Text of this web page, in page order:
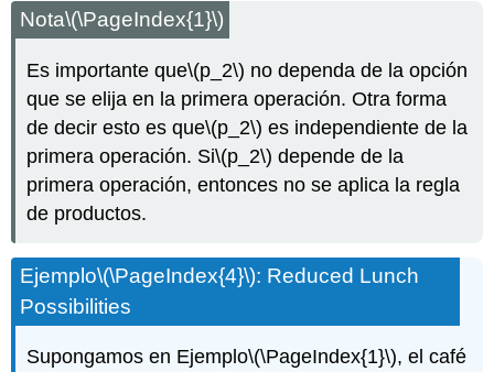
Nota\(\PageIndex{1}\)
Es importante que\(p_2\) no dependa de la opción
que se elija en la primera operación. Otra forma
de decir esto es que\(p_2\) es independiente de la
primera operación. Si\(p_2\) depende de la
primera operación, entonces no se aplica la regla
de productos.
Ejemplo\(\PageIndex{4}\): Reduced Lunch
Possibilities
Supongamos en Ejemplo\(\PageIndex{1}\), el café